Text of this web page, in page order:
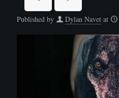
Published by Dylan Navet at